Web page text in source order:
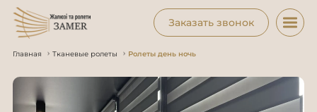
Заказать звонок
Главная Тканевые ролеты Ролеты день ночь